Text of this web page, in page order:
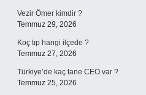
Vezir Ömer kimdir ?
Temmuz 29, 2026
Koç tıp hangi ilçede ?
Temmuz 27, 2026
Türkiye’de kaç tane CEO var ?
Temmuz 25, 2026